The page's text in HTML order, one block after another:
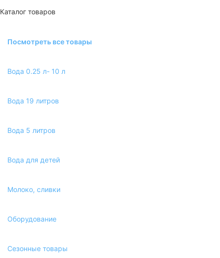
Каталог товаров
Посмотреть все товары
Вода 0.25 л- 10 л
Вода 19 литров
Вода 5 литров
Вода для детей
Молоко, сливки
Оборудование
Сезонные товары